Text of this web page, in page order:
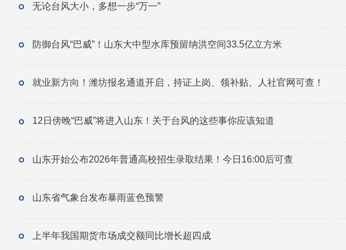
无论台风大小，多想一步“万一”
防御台风“巴威”！山东大中型水库预留纳洪空间33.5亿立方米
就业新方向！潍坊报名通道开启，持证上岗、领补贴、人社官网可查！
12日傍晚“巴威”将进入山东！关于台风的这些事你应该知道
山东开始公布2026年普通高校招生录取结果！今日16:00后可查
山东省气象台发布暴雨蓝色预警
上半年我国期货市场成交额同比增长超四成